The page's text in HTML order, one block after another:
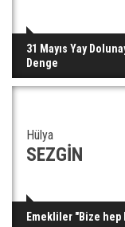
31 Mayıs Yay
Denge
Hülya
SEZGİN
Emekliler "Bize